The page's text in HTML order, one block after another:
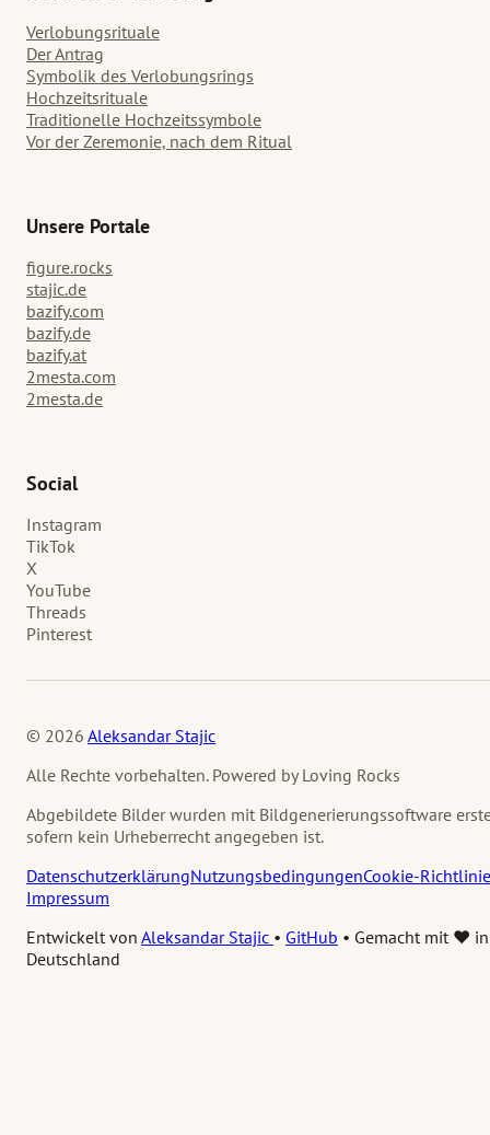
Verlobungsrituale
Der Antrag
Symbolik des Verlobungsrings
Hochzeitsrituale
Traditionelle Hochzeitssymbole
Vor der Zeremonie, nach dem Ritual
Unsere Portale
figure.rocks
stajic.de
bazify.com
bazify.de
bazify.at
2mesta.com
2mesta.de
Social
Instagram
TikTok
X
YouTube
Threads
Pinterest
© 2026 Aleksandar Stajic
Alle Rechte vorbehalten. Powered by Loving Rocks
Abgebildete Bilder wurden mit Bildgenerierungssoftware
sofern kein Urheberrecht angegeben ist.
DatenschutzerklärungNutzungsbedingungenCookie-Richtlinie
Impressum
Entwickelt von Aleksandar Stajic • GitHub • Gemacht mit ❤️ in
Deutschland